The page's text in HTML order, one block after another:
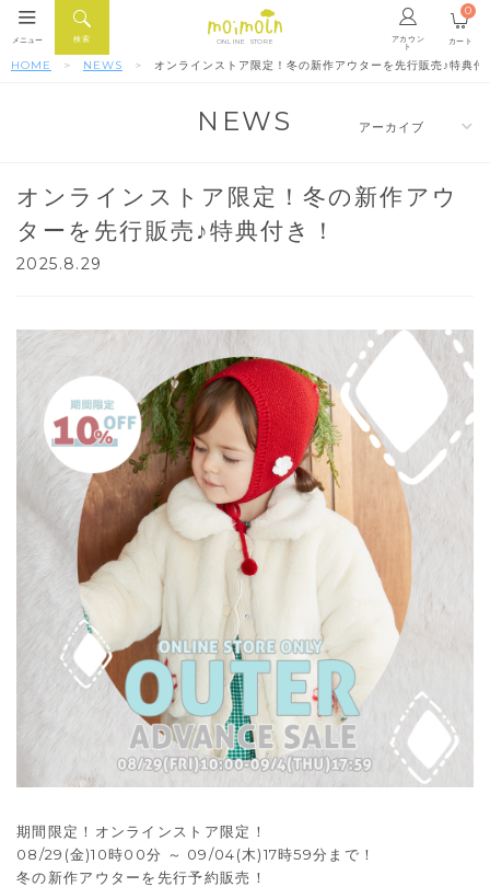
ONLINE STORE アカウン
ト
検索
メニュー カート
0
HOME NEWS オンラインストア限定！冬の新作アウターを先行販売♪特典付
NEWS
オンラインストア限定！冬の新作アウ
ターを先行販売♪特典付き！
2025.8.29
期間限定！オンラインストア限定！
08/29(金)10時00分 ～ 09/04(木)17時59分まで！
冬の新作アウターを先行予約販売！